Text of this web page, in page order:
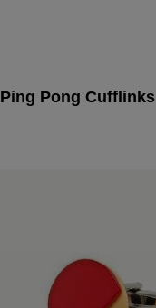
Ping Pong Cufflinks